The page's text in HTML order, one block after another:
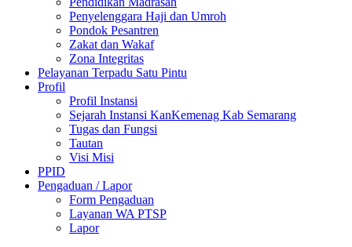
Penyelenggara Haji dan Umroh
Pondok Pesantren
Zakat dan Wakaf
Zona Integritas
Pelayanan Terpadu Satu Pintu
Profil
Profil Instansi
Sejarah Instansi KanKemenag Kab Semarang
Tugas dan Fungsi
Tautan
Visi Misi
PPID
Pengaduan / Lapor
Form Pengaduan
Layanan WA PTSP
Lapor